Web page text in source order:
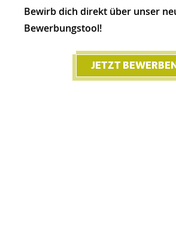
Bewirb dich direkt über unser
Bewerbungstool!
JETZT